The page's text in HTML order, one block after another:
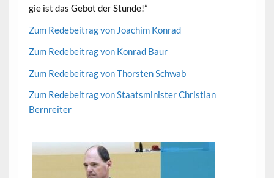
gie ist das Gebot der Stunde!”
Zum Rede­beitrag von Joachim Konrad
Zum Rede­beitrag von Kon­rad Baur
Zum Rede­beitrag von Thorsten Schwab
Zum Rede­beitrag von Staatsmin­is­ter Chris­t­ian
Bernreiter